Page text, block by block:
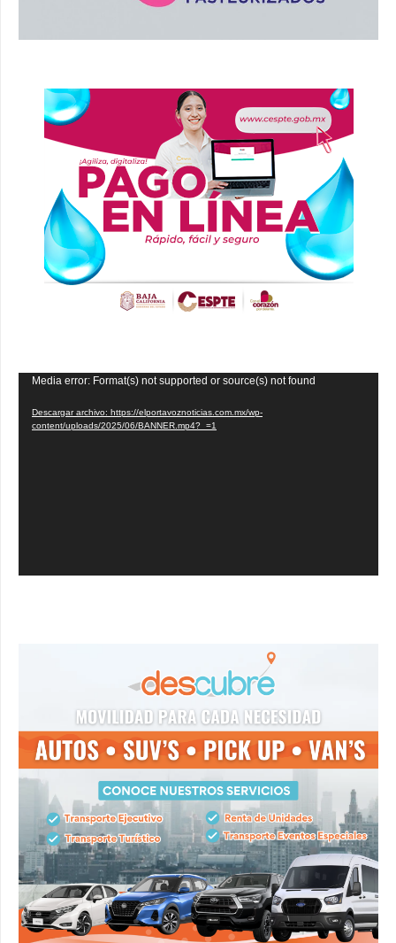
Reproductor
vídeo
Media error: Format(s) not supported or source(s) not found
Descargar archivo: https://elportavoznoticias.com.mx/wp-
content/uploads/2025/06/BANNER.mp4?_=1